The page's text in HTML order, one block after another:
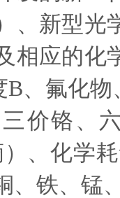
、新型光
相应的化
、氟化
价铬、
）、化学
、铁、锰